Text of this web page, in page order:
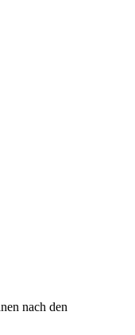
nach den